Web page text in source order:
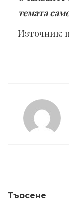
темата
Източник:
Търсене